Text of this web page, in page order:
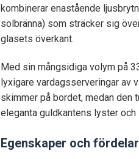
kombinerar enastående
solbränna) som sträcker sig
glasets överkant.
Med sin mångsidiga volym på
lyxigare vardagsserveringar
skimmer på bordet, medan den
eleganta guldkantens lyster
Egenskaper och fördelar